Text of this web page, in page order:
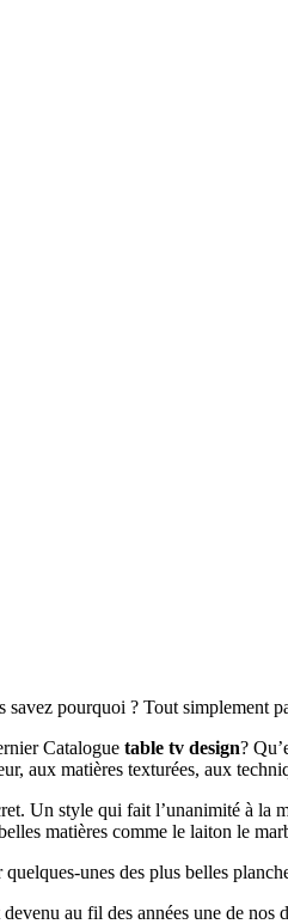
savez pourquoi ? Tout simplement
Catalogue table tv design?
aux matières texturées, aux
Un style qui fait l’unanimité à la
matières comme le laiton le
unes des plus belles
au fil des années une de nos